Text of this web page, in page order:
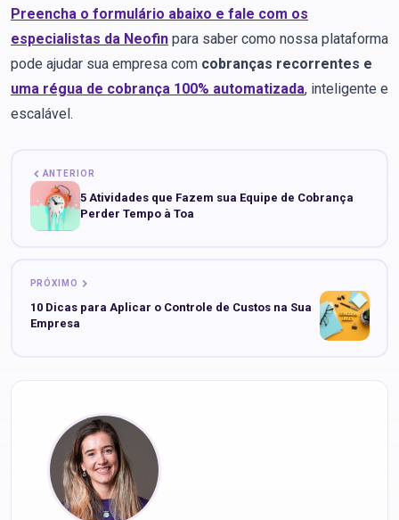
Preencha o formulário abaixo e fale com os
especialistas da Neofin para saber como nossa plataforma
pode ajudar sua empresa com cobranças recorrentes e
uma régua de cobrança 100% automatizada, inteligente e
escalável.
ANTERIOR
5 Atividades que Fazem sua Equipe de Cobrança
Perder Tempo à Toa
PRÓXIMO
10 Dicas para Aplicar o Controle de Custos na Sua
Empresa